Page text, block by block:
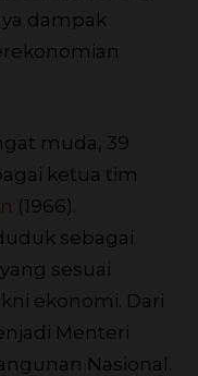
dampak
muda, 39
ketua tim
(1966).
sebagai
sesuai
ekonomi. Dari
Menteri
Nasional.